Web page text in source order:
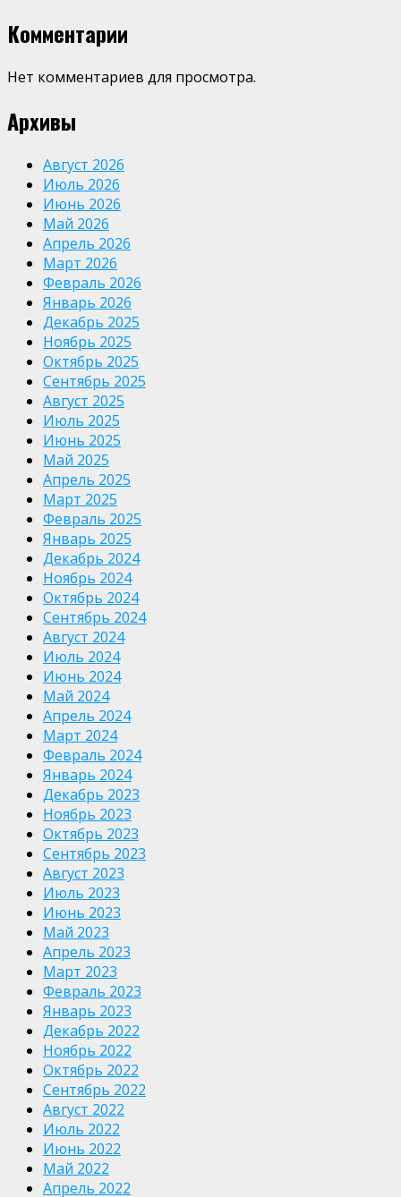
Комментарии
Нет комментариев для просмотра.
Архивы
Август 2026
Июль 2026
Июнь 2026
Май 2026
Апрель 2026
Март 2026
Февраль 2026
Январь 2026
Декабрь 2025
Ноябрь 2025
Октябрь 2025
Сентябрь 2025
Август 2025
Июль 2025
Июнь 2025
Май 2025
Апрель 2025
Март 2025
Февраль 2025
Январь 2025
Декабрь 2024
Ноябрь 2024
Октябрь 2024
Сентябрь 2024
Август 2024
Июль 2024
Июнь 2024
Май 2024
Апрель 2024
Март 2024
Февраль 2024
Январь 2024
Декабрь 2023
Ноябрь 2023
Октябрь 2023
Сентябрь 2023
Август 2023
Июль 2023
Июнь 2023
Май 2023
Апрель 2023
Март 2023
Февраль 2023
Январь 2023
Декабрь 2022
Ноябрь 2022
Октябрь 2022
Сентябрь 2022
Август 2022
Июль 2022
Июнь 2022
Май 2022
Апрель 2022